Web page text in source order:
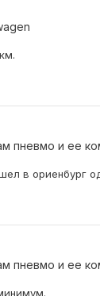
пневмо и ее
в ориенбург
пневмо и ее